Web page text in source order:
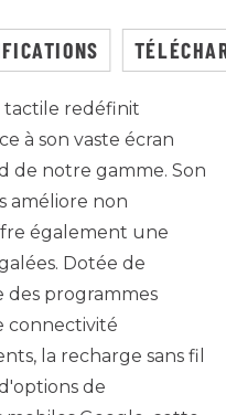
tactile redéfinit
à son vaste écran
de notre gamme. Son
améliore non
également une
Dotée de
des programmes
connectivité
la recharge sans fil
de